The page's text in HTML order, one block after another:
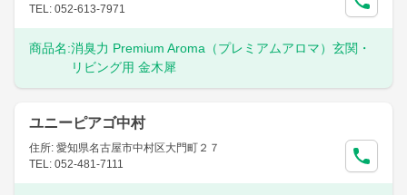
TEL: 052-613-7971
商品名:消臭力 Premium Aroma（プレミアムアロマ）玄関・
リビング用 金木犀
ユニーピアゴ中村
住所: 愛知県名古屋市中村区大門町２７
TEL: 052-481-7111